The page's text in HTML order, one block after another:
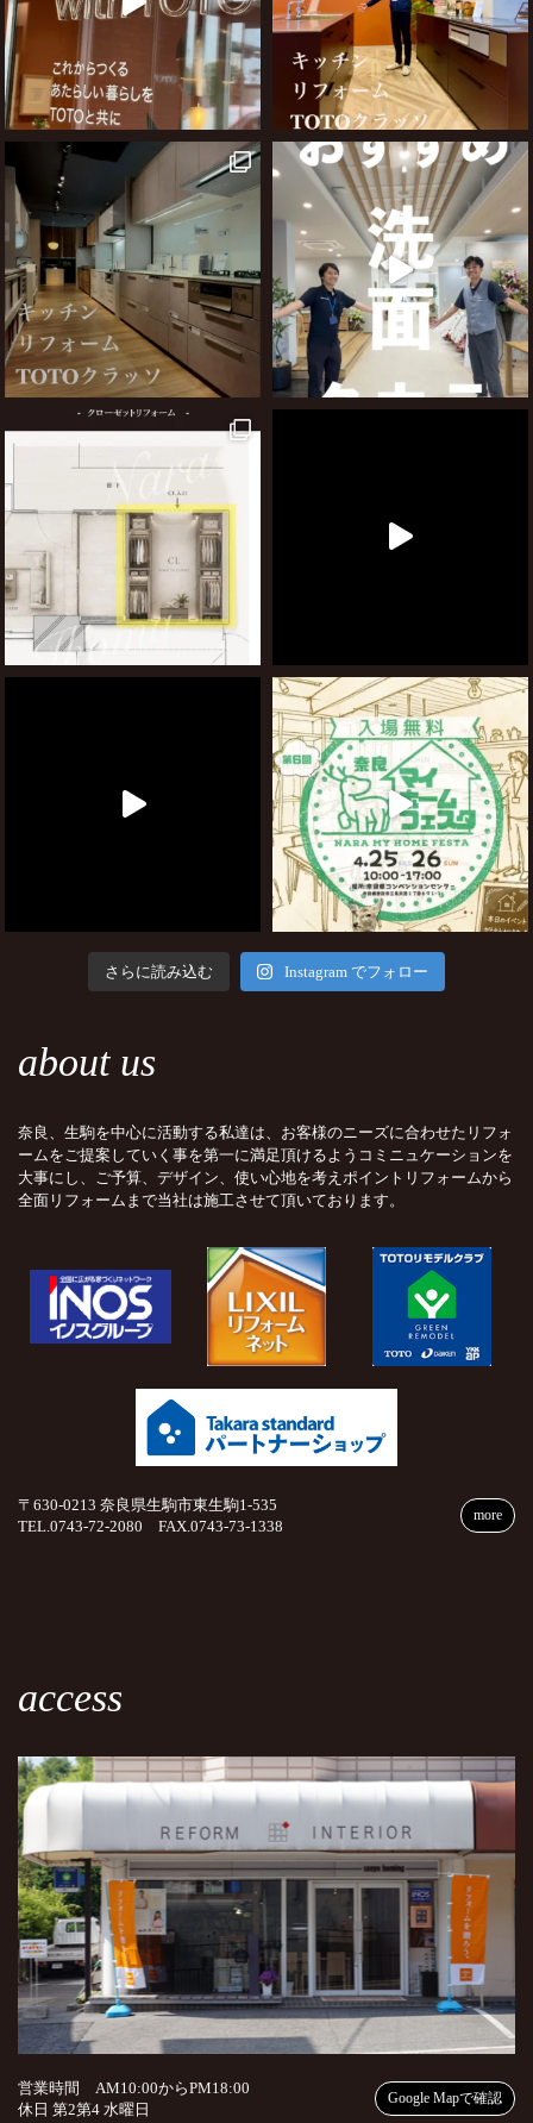
さらに読み込む Instagram でフォロー
about us
奈良、生駒を中心に活動する私達は、お客様のニーズに合わせたリフォ
ームをご提案していく事を第一に満足頂けるようコミニュケーションを
大事にし、ご予算、デザイン、使い心地を考えポイントリフォームから
全面リフォームまで当社は施工させて頂いております。
〒630-0213 奈良県生駒市東生駒1-535
TEL.0743-72-2080 FAX.0743-73-1338
more
access
営業時間 AM10:00からPM18:00
休日 第2第4 水曜日
Google Mapで確認